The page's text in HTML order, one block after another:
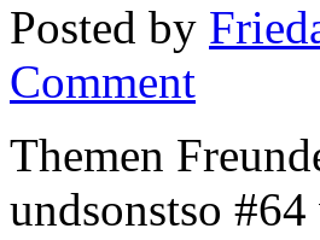
Posted by
Comment
Themen
undsonstso